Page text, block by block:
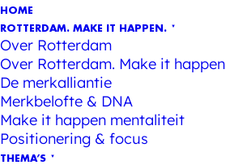
HOME
ROTTERDAM. MAKE IT HAPPEN.
Over Rotterdam
Over Rotterdam. Make it happen
De merkalliantie
Merkbelofte & DNA
Make it happen mentaliteit
Positionering & focus
THEMA’S